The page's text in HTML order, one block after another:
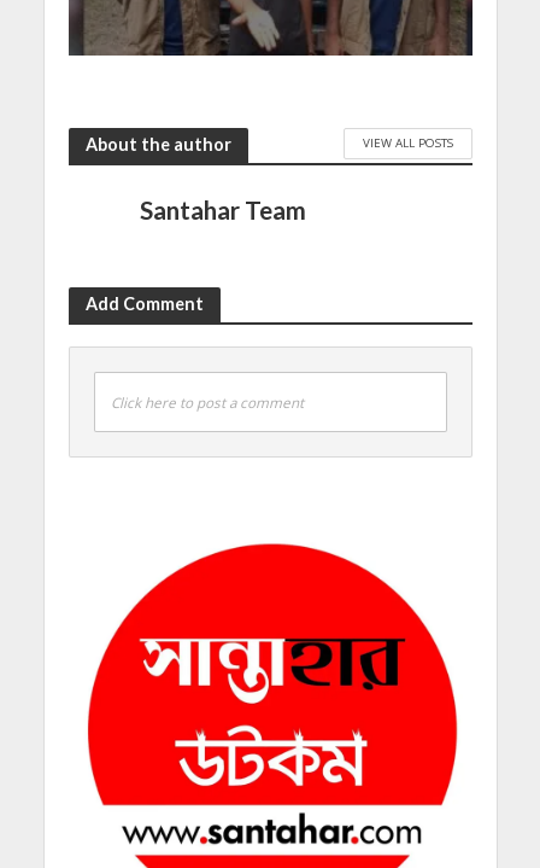
About the author VIEW ALL POSTS
Santahar Team
Add Comment
Click here to post a comment